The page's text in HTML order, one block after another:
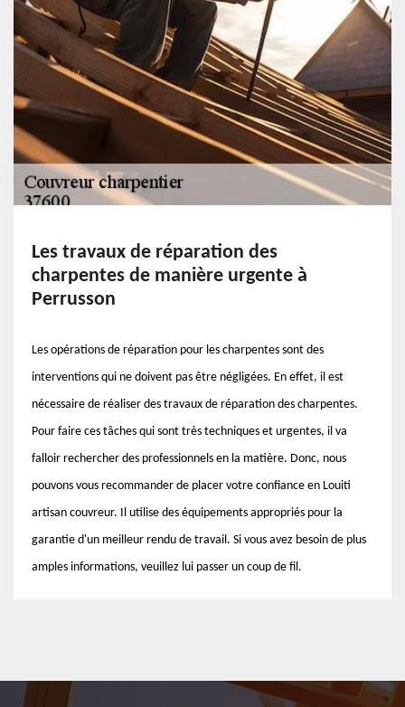
Les travaux de réparation des
charpentes de manière urgente à
Perrusson
Les opérations de réparation pour les charpentes sont des
interventions qui ne doivent pas être négligées. En effet, il est
nécessaire de réaliser des travaux de réparation des charpentes.
Pour faire ces tâches qui sont très techniques et urgentes, il va
falloir rechercher des professionnels en la matière. Donc, nous
pouvons vous recommander de placer votre confiance en Louiti
artisan couvreur. Il utilise des équipements appropriés pour la
garantie d'un meilleur rendu de travail. Si vous avez besoin de plus
amples informations, veuillez lui passer un coup de fil.